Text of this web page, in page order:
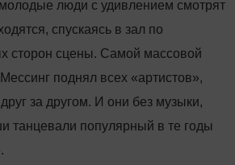
люди с удивлением смотрят
спускаясь в зал по
сторон сцены. Самой массовой
поднял всех «артистов»,
за другом. И они без музыки,
танцевали популярный в те годы